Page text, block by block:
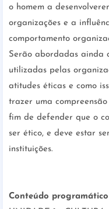
o homem a
organizações e a
comportamento
Serão abordadas ainda
utilizadas pelas
atitudes éticas e como
trazer uma
fim de defender que o
ser ético, e deve estar
instituições.
Conteúdo programático